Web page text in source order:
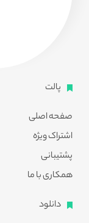
پالت
صفحه اصلی
اشتراک ویژه
پشتیبانی
همکاری با ما
دانلود